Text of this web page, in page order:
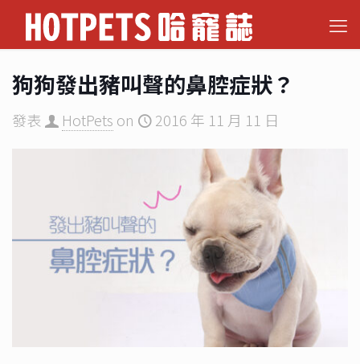
狗狗發出豬叫聲的鼻腔症狀？
發表 HotPets on 2016 年 11 月 11 日